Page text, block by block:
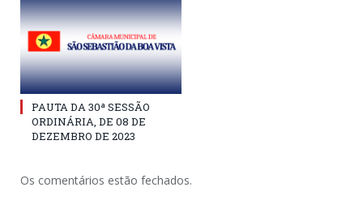
PAUTA DA 30ª SESSÃO
ORDINÁRIA, DE 08 DE
DEZEMBRO DE 2023
Os comentários estão fechados.